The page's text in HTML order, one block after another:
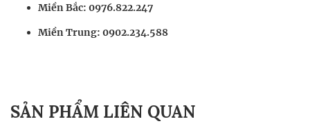
Miền Bắc: 0976.822.247
Miền Trung: 0902.234.588
SẢN PHẨM LIÊN QUAN